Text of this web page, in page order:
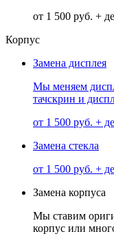
от 1 500 руб. +
Корпус
Замена дисплея
Мы меняем
тачскрин и
от 1 500 руб. +
Замена стекла
от 1 500 руб. +
Замена корпуса
Мы ставим
корпус или